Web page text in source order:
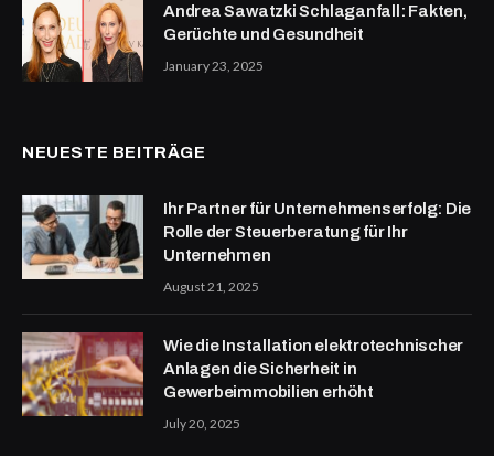
Andrea Sawatzki Schlaganfall: Fakten,
Gerüchte und Gesundheit
January 23, 2025
NEUESTE BEITRÄGE
Ihr Partner für Unternehmenserfolg: Die
Rolle der Steuerberatung für Ihr
Unternehmen
August 21, 2025
Wie die Installation elektrotechnischer
Anlagen die Sicherheit in
Gewerbeimmobilien erhöht
July 20, 2025